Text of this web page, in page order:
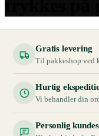
Gratis levering
Til pakkeshop ved
Hurtig
Vi behandler din
Personlig